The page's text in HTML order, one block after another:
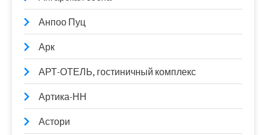
Анпоо Пуц
Арк
АРТ-ОТЕЛЬ, гостиничный комплекс
Артика-НН
Астори